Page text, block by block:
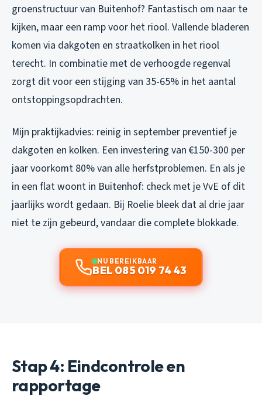
groenstructuur van Buitenhof? Fantastisch om naar te
kijken, maar een ramp voor het riool. Vallende bladeren
komen via dakgoten en straatkolken in het riool
terecht. In combinatie met de verhoogde regenval
zorgt dit voor een stijging van 35-65% in het aantal
ontstoppingsopdrachten.
Mijn praktijkadvies: reinig in september preventief je
dakgoten en kolken. Een investering van €150-300 per
jaar voorkomt 80% van alle herfstproblemen. En als je
in een flat woont in Buitenhof: check met je VvE of dit
jaarlijks wordt gedaan. Bij Roelie bleek dat al drie jaar
niet te zijn gebeurd, vandaar die complete blokkade.
NU BEREIKBAAR
BEL 085 019 74 43
Stap 4: Eindcontrole en
rapportage